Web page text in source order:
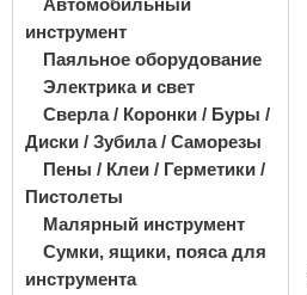
Автомобильный
инструмент
Паяльное оборудование
Электрика и свет
Сверла / Коронки / Буры /
Диски / Зубила / Саморезы
Пены / Клеи / Герметики /
Пистолеты
Малярный инструмент
Сумки, ящики, пояса для
инструмента